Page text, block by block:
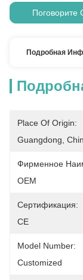
Условия
Оплаты:
Поговорите
Подробная
Place Of Origin:
Guangdong,
Фирменное
OEM
Сертификация:
CE
Model Number:
Customized